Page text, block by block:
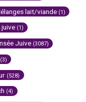
lait/viande (1)
juive (1)
Juive (3087)
(3)
(528)
(4)